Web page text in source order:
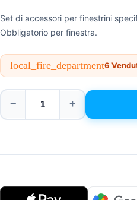
Set di accessori per finestrini
Obbligatorio per finestra.
local_fire_department6
− +